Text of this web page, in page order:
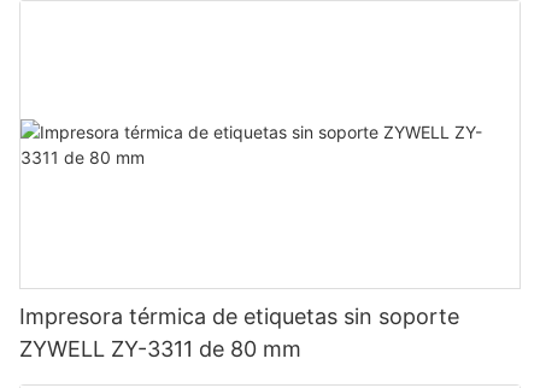
Impresora térmica de etiquetas sin soporte
ZYWELL ZY-3311 de 80 mm